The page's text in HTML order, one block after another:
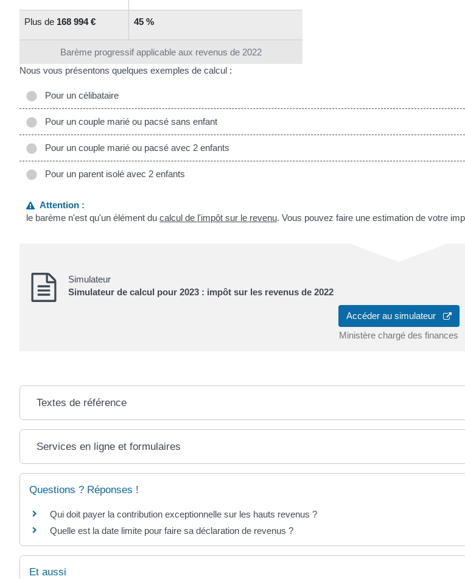
Barème progressif applicable aux revenus de 2022
Plus de 168 994 € 45 %
Nous vous présentons quelques exemples de calcul :
Pour un célibataire
Pour un couple marié ou pacsé sans enfant
Pour un couple marié ou pacsé avec 2 enfants
Pour un parent isolé avec 2 enfants
Attention :
le barème n'est qu'un élément ducalcul de l'impôt sur le revenu. Vous pouvez faire une estimation de votre
Simulateur
Simulateur de calcul pour 2023 : impôt sur les revenus de 2022
Accéder au simulateur
Ministère chargé des finances
Textes de référence
Services en ligne et formulaires
Questions ? Réponses !
Qui doit payer la contribution exceptionnelle sur les hauts revenus ?
Quelle est la date limite pour faire sa déclaration de revenus ?
Et aussi